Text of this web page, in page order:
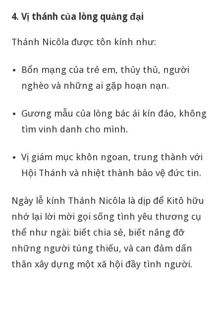
4. Vị thánh của lòng quảng đại
Thánh Nicôla được tôn kính như:
Bổn mạng của trẻ em, thủy thủ, người
nghèo và những ai gặp hoạn nạn.
Gương mẫu của lòng bác ái kín đáo, không
tìm vinh danh cho mình.
Vị giám mục khôn ngoan, trung thành với
Hội Thánh và nhiệt thành bảo vệ đức tin.
Ngày lễ kính Thánh Nicôla là dịp để Kitô hữu
nhớ lại lời mời gọi sống tình yêu thương cụ
thể như ngài: biết chia sẻ, biết nâng đỡ
những người túng thiếu, và can đảm dấn
thân xây dựng một xã hội đầy tình người.